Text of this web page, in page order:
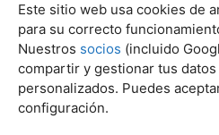
Este sitio web usa cookies de
para su correcto
Nuestros socios (incluido
compartir y gestionar tus
personalizados. Puedes
configuración.Vitamina c cual es la mejor